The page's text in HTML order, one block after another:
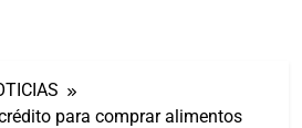
para comprar alimentos